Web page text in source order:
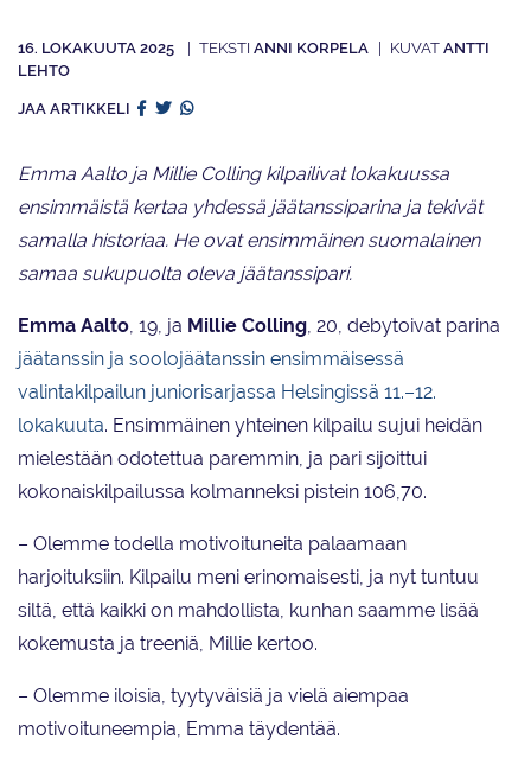
16. LOKAKUUTA 2025 ANNI KORPELA
ANTTI
LEHTO
JAA ARTIKKELI
Emma Aalto ja Millie Collingkilpailivat lokakuussa
ensimmäistä kertaa yhdessä jäätanssiparina ja tekivät
samalla historiaa. He ovat ensimmäinen suomalainen
samaa sukupuolta oleva jäätanssipari.
Emma Aalto, 19, ja Millie Colling, 20, debytoivat parina
jäätanssin ja soolojäätanssin ensimmäisessä
valintakilpailun juniorisarjassa Helsingissä 11.–12.
lokakuuta. Ensimmäinen yhteinen kilpailu sujui heidän
mielestään odotettua paremmin, ja pari sijoittui
kokonaiskilpailussa kolmanneksi pistein 106,70.
– Olemme todella motivoituneita palaamaan
harjoituksiin. Kilpailu meni erinomaisesti, ja nyt tuntuu
siltä, että kaikki on mahdollista, kunhan saamme lisää
kokemusta ja treeniä, Millie kertoo.
– Olemme iloisia, tyytyväisiä ja vielä aiempaa
motivoituneempia, Emma täydentää.